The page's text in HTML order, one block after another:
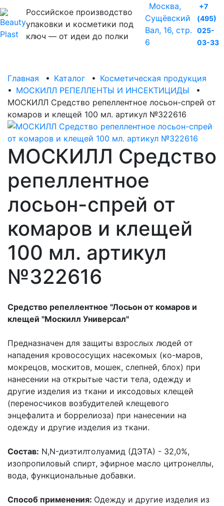
Российское производство
упаковки и косметики под
ключ — от идеи до полки
Москва,
Сущёвский
Вал, 16, стр.
6
+7
(495)
025-
03-33
Главная • Каталог • Косметическая продукция
• МОСКИЛЛ РЕПЕЛЛЕНТЫ И ИНСЕКТИЦИДЫ •
МОСКИЛЛ Средство репеллентное лосьон-спрей от
комаров и клещей 100 мл. артикул №322616
МОСКИЛЛ Средство
репеллентное
лосьон-спрей от
комаров и клещей
100 мл. артикул
№322616
Средство репеллентное "Лосьон от комаров и
клещей "Москилл Универсал"
Предназначен для защиты взрослых людей от
нападения кровососущих насекомых (ко-маров,
мокрецов, москитов, мошек, слепней, блох) при
нанесении на открытые части тела, одежду и
другие изделия из ткани и иксодовых клещей
(переносчиков возбудителей клещевого
энцефалита и боррелиоза) при нанесении на
одежду и другие изделия из ткани.
Состав: N,N-диэтилтолуамид (ДЭТА) - 32,0%,
изопропиловый спирт, эфирное масло цитронеллы,
вода, функциональные добавки.
Способ применения: Одежду и другие изделия из